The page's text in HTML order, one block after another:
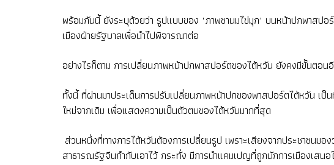
พร้อมกันนี้ ยังระบุด้วยว่า รูปแบบของ "ภาพชานมไข่มุก" บนหน้าปกพาสปอ
เมืองฝ่ายรัฐบาลเพื่อนำไปพิจารณาต่อ
อย่างไรก็ตาม การเปลี่ยนภาพหน้าปกพาสปอร์ตของไต้หวัน ยังคงมีขั้นตอ
ทั้งนี้ ที่ผ่านมาประเด็นการปรับเปลี่ยนภาพหน้าปกของพาสปอร์ตไต้หวัน เ
ใหม่จากเดิม เพื่อแสดงความเป็นตัวตนของไต้หวันมากที่สุด
ส่วนหนึ่งที่ทางการไต้หวันต้องการเปลี่ยนรูป เพราะเสียงจากประชาชนม
สาธารณรัฐจีนกำกับเอาไว้ กระทั่ง มีการนำแคมเปญที่ถูกนักการเมืองเส